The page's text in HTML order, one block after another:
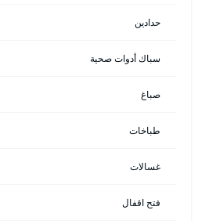
حدادين
سباك أدوات صحية
صباغ
طباخات
غسالات
فتح اقفال